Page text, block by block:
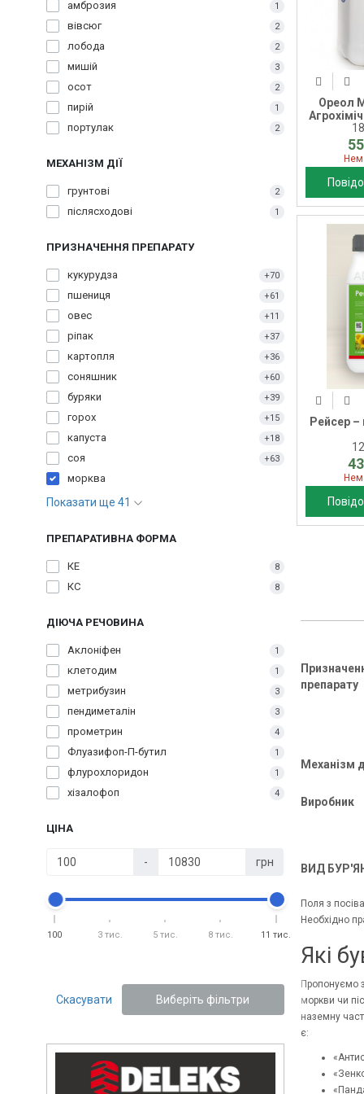
амброзия 1
вівсюг 2
лобода 2
мишій 3
осот 2
пирій 1
портулак 2
МЕХАНІЗМ ДІЇ
грунтові 2
післясходові 1
ПРИЗНАЧЕННЯ ПРЕПАРАТУ
кукурудза +70
пшениця +61
овес +11
ріпак +37
картопля +36
соняшник +60
буряки +39
горох +15
капуста +18
соя +63
морква
Показати ще 41
ПРЕПАРАТИВНА ФОРМА
КЕ 8
КС 8
ДІЮЧА РЕЧОВИНА
Аклоніфен 1
клетодим 1
метрибузин 3
пендиметалін 3
прометрин 4
Флуазифоп-П-бутил 1
флурохлоридон 1
хізалофоп 4
ЦІНА
- грн
100 3 тис. 5 тис. 8 тис. 11 тис.
Скасувати Виберіть фільтри
Ореол
Рейсер –
препарату
Механізм
Виробник
ВИД
Поля з
Необхідно
Які
Пропонуємо
моркви чи
наземну
є: